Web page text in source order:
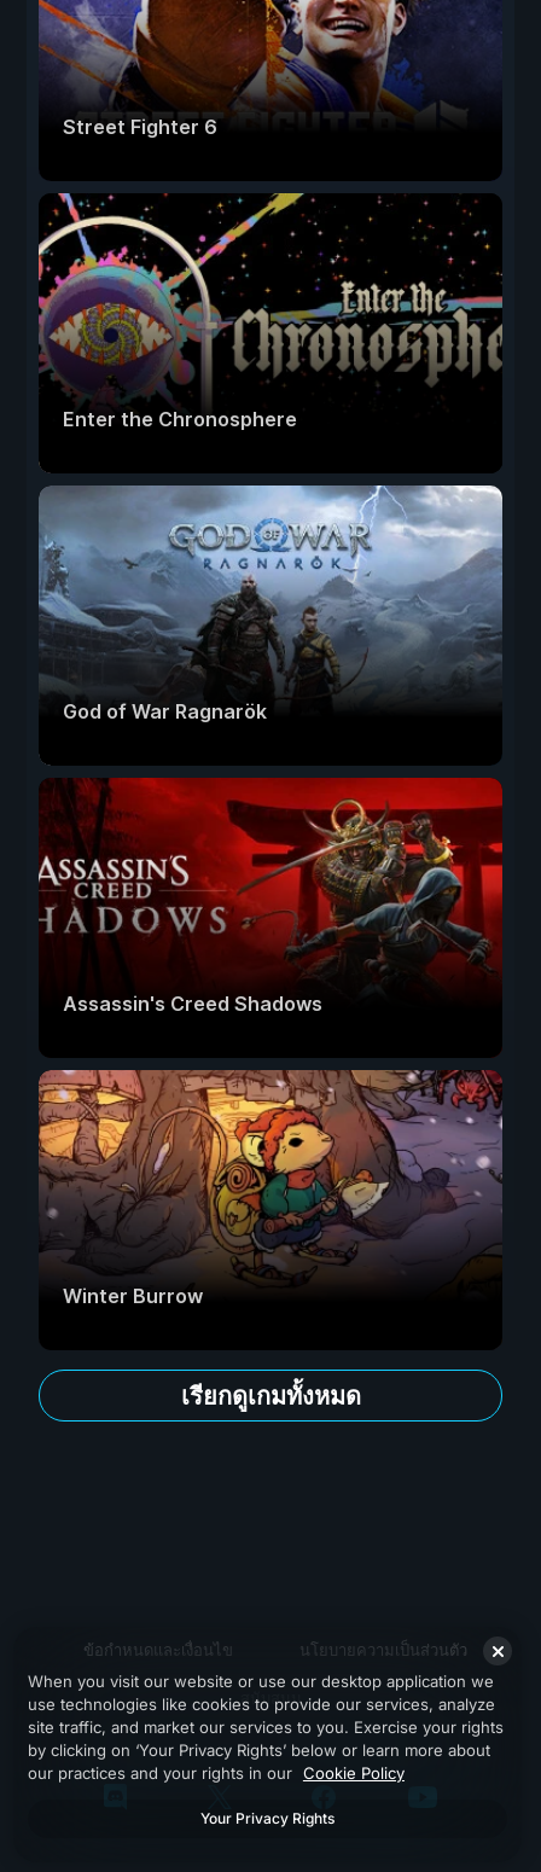
Street Fighter 6
Enter the Chronosphere
God of War Ragnarök
Assassin's Creed Shadows
Winter Burrow
เรียกดูเกมทั้งหมด
ข้อกำหนดและเงื่อนไข นโยบายความเป็นส่วนตัว
สนับสนุน
When you visit our website or use our desktop application we
use technologies like cookies to provide our services, analyze
site traffic, and market our services to you. Exercise your rights
by clicking on ‘Your Privacy Rights’ below or learn more about
our practices and your rights in our Cookie Policy
Your Privacy Rights